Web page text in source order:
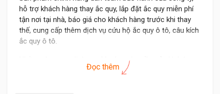
hỗ trợ khách hàng thay ắc quy, lắp đặt ắc quy miễn phí
tận nơi tại nhà, báo giá cho khách hàng trước khi thay
thế, cung cấp thêm dịch vụ cứu hộ ắc quy ô tô, câu kích
ắc quy ô tô.
Nhằm nâng cao dịch vụ, đáp ứng nhu cầu của khách
hàng khi cần, Thời gian làm việc của cửa hàng 24/7 tất
Đọc thêm